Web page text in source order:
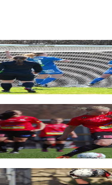
LB 07 – QBIK
27 April 2013, 22:40